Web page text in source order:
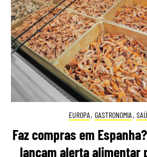
EUROPA, GASTRONOMIA ,
Faz compras em
lançam alerta alimentar